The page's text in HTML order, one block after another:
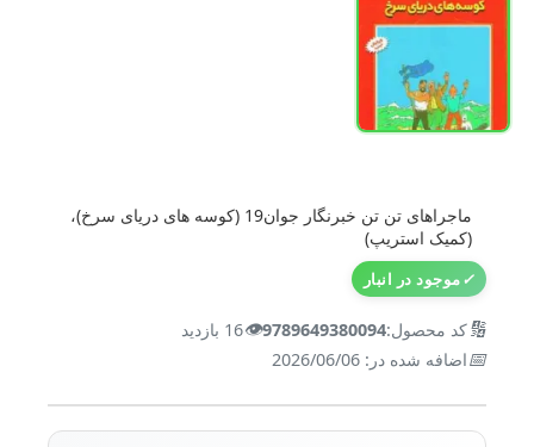
ماجراهای تن تن خبرنگار جوان19 (کوسه های دریای سرخ)،
(کمیک استریپ)
✓موجود در انبار
🔢کد محصول:9789649380094
👁️16 بازدید
📅اضافه شده در: 2026/06/06